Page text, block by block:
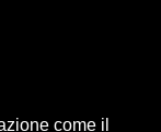
come il